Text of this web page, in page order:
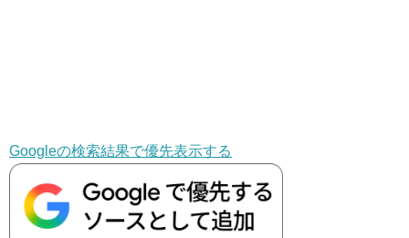
Googleの検索結果で優先表示する